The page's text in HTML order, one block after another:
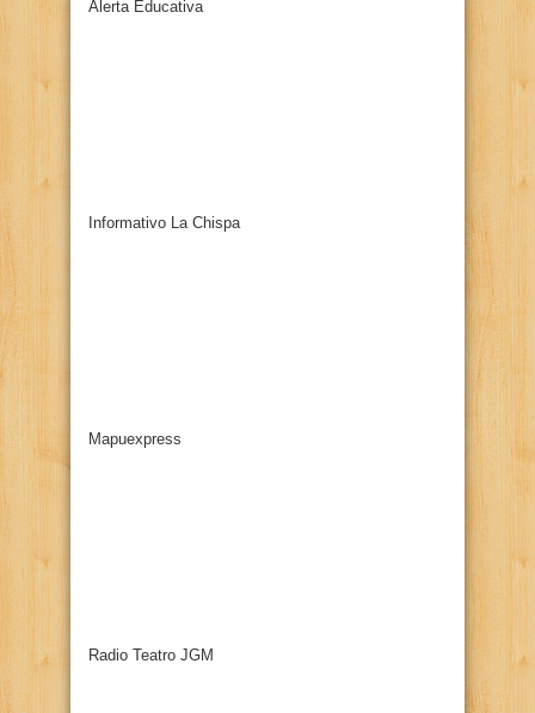
Alerta Educativa
Informativo La Chispa
Mapuexpress
Radio Teatro JGM